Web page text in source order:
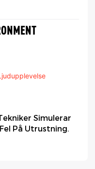
Simulerar
Fel På Utrustning.